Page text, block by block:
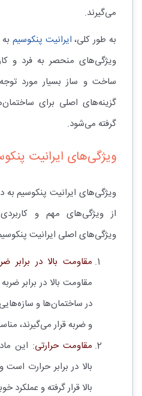
می‌گیرند.
به طور کلی، ایرانیت پنکوسیم
ویژگی‌های منحصر به فرد و
ساخت و ساز بسیار مورد
گزینه‌های اصلی برای
گرفته می‌شود.
ویژگی‌های ایرانیت
ویژگی‌های ایرانیت پنکوسیم
از ویژگی‌های مهم و
ویژگی‌های اصلی ایرانیت پنکوسیم
مقاومت بالا در برابر
مقاومت بالا در برابر
در ساختمان‌ها و
و ضربه قرار می‌گیرند،
مقاومت حرارتی: این
بالا در برابر حرارت
بالا قرار گرفته و عملکرد